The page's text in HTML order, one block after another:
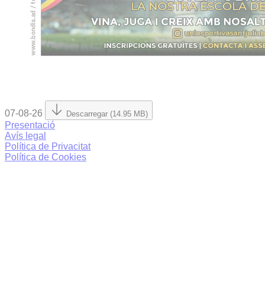
07-08-26 Descarregar (14.95 MB)
Presentació
Avís legal
Política de Privacitat
Política de Cookies